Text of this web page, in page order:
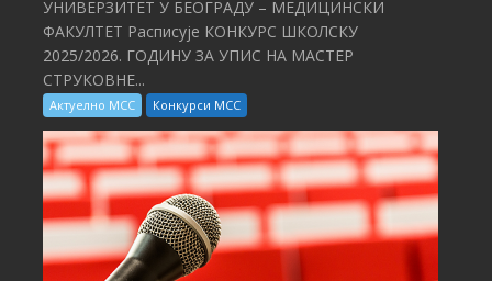
УНИВЕРЗИТЕТ У БЕОГРАДУ – МЕДИЦИНСКИ
ФАКУЛТЕТ Расписује КОНКУРС ШКОЛСКУ
2025/⁠2026. ГОДИНУ ЗА УПИС НА МАСТЕР
СТРУКОВНЕ...
Актуелно МСС Конкурси МСС